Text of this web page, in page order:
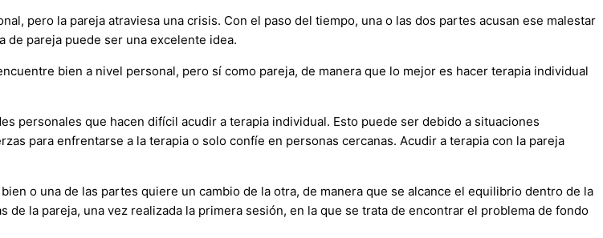
pero la pareja atraviesa una crisis. Con el paso del tiempo, una o las dos partes acusan ese malestar
de pareja puede ser una excelente idea.
bien a nivel personal, pero sí como pareja, de manera que lo mejor es hacer terapia individual
personales que hacen difícil acudir a terapia individual. Esto puede ser debido a situaciones
para enfrentarse a la terapia o solo confíe en personas cercanas. Acudir a terapia con la pareja
o una de las partes quiere un cambio de la otra, de manera que se alcance el equilibrio dentro de la
la pareja, una vez realizada la primera sesión, en la que se trata de encontrar el problema de fondo